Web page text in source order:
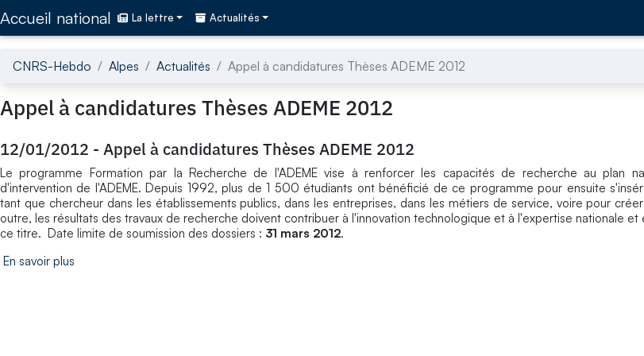
Accueil national La lettre Actualités
CNRS-Hebdo Alpes Actualités Appel à candidatures Thèses ADEME 2012
Appel à candidatures Thèses ADEME 2012
12/01/2012 - Appel à candidatures Thèses ADEME 2012
Le programme Formation par la Recherche de l'ADEME vise à renforcer les capacités de recherche au plan
d'intervention de l'ADEME. Depuis 1992, plus de 1 500 étudiants ont bénéficié de ce programme pour ensuite
tant que chercheur dans les établissements publics, dans les entreprises, dans les métiers de service, voire pour
outre, les résultats des travaux de recherche doivent contribuer à l'innovation technologique et à l'expertise nationale et
ce titre. Date limite de soumission des dossiers : 31 mars 2012.
En savoir plus